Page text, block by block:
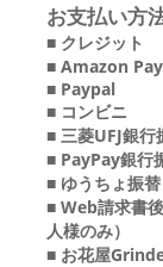
お支払い方
■ クレジット
■ Amazon Pay
■ Paypal
■ コンビニ
■ 三菱UFJ銀行
■ PayPay銀行
■ ゆうちょ振替
■ Web請求書
人様のみ）
■ お花屋